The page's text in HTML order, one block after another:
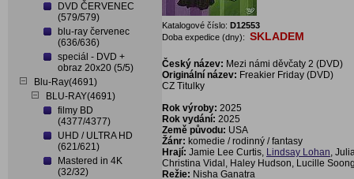
DVD ČERVENEC
(579/579)
blu-ray červenec
(636/636)
speciál - DVD +
obraz 20x20 (5/5)
Blu-Ray(4691)
BLU-RAY(4691)
filmy BD
(4377/4377)
UHD / ULTRA HD
(621/621)
Mastered in 4K
(32/32)
Katalogové číslo: D12553
Doba expedice (dny): SKLADEM
Český název: Mezi námi děvčaty 2 (DVD)
Originální název: Freakier Friday (DVD)
CZ Titulky
Rok výroby: 2025
Rok vydání: 2025
Země původu: USA
Žánr: komedie / rodinný / fantasy
Hrají: Jamie Lee Curtis, Lindsay Lohan,
Christina Vidal, Haley Hudson, Lucille
Režie: Nisha Ganatra